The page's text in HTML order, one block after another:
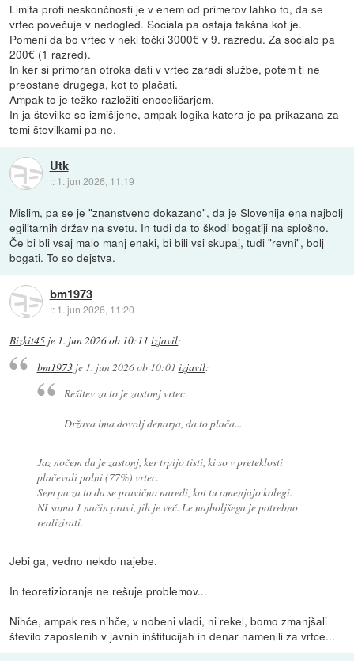
Limita proti neskončnosti je v enem od primerov lahko to, da se
vrtec povečuje v nedogled. Sociala pa ostaja takšna kot je.
Pomeni da bo vrtec v neki točki 3000€ v 9. razredu. Za socialo pa
200€ (1 razred).
In ker si primoran otroka dati v vrtec zaradi službe, potem ti ne
preostane drugega, kot to plačati.
Ampak to je težko razložiti enoceličarjem.
In ja številke so izmišljene, ampak logika katera je pa prikazana za
temi številkami pa ne.
Utk
:: 1. jun 2026, 11:19
Mislim, pa se je "znanstveno dokazano", da je Slovenija ena najbolj
egilitarnih držav na svetu. In tudi da to škodi bogatiji na splošno.
Če bi bli vsaj malo manj enaki, bi bili vsi skupaj, tudi "revni", bolj
bogati. To so dejstva.
bm1973
:: 1. jun 2026, 11:20
Bizkit45 je 1. jun 2026 ob 10:11 izjavil:
bm1973je 1. jun 2026 ob 10:01 izjavil:
Rešitev za to je zastonj vrtec.
Država ima dovolj denarja, da to plača...
Jaz nočem da je zastonj, ker trpijo tisti, ki so v preteklosti
plačevali polni (77%) vrtec.
Sem pa za to da se pravično naredi, kot tu omenjajo kolegi.
NI samo 1 način pravi, jih je več. Le najboljšega je potrebno
realizirati.
Jebi ga, vedno nekdo najebe.
In teoretizioranje ne rešuje problemov...
Nihče, ampak res nihče, v nobeni vladi, ni rekel, bomo zmanjšali
število zaposlenih v javnih inštitucijah in denar namenili za vrtce...